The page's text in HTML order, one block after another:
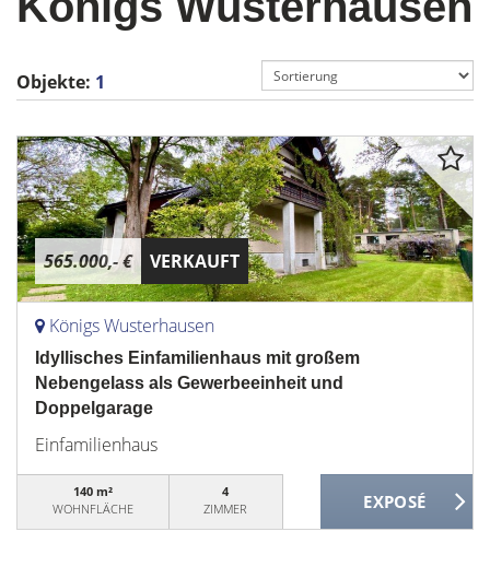
Objekte: 1
565.000,- € VERKAUFT
Königs Wusterhausen
Idyllisches Einfamilienhaus mit großem
Nebengelass als Gewerbeeinheit und
Doppelgarage
Einfamilienhaus
140 m²
WOHNFLÄCHE
4
ZIMMER